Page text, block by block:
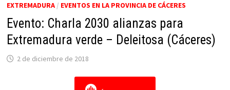
EXTREMADURA/ EVENTOS EN LA PROVINCIA DE CÁCERES
Evento: Charla 2030 alianzas para
Extremadura verde – Deleitosa (Cáceres)
2 de diciembre de 2018